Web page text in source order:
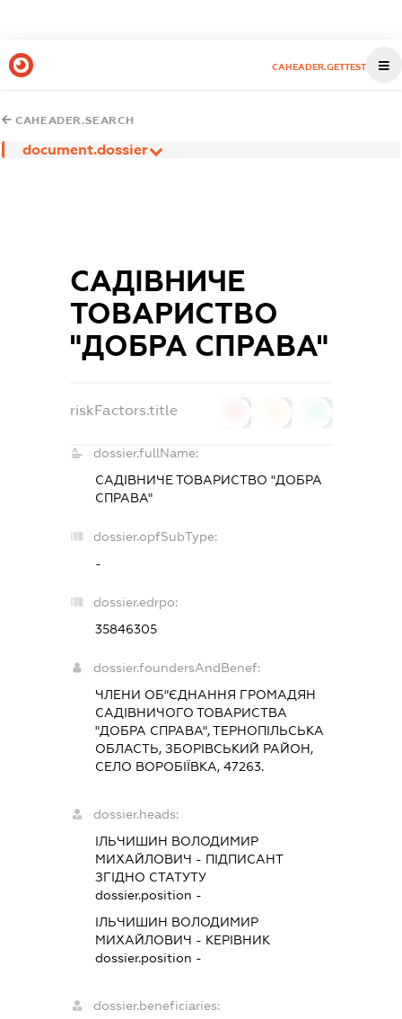
CAHEADER.GETTEST
CAHEADER.SEARCH
document.dossier
САДІВНИЧЕ
ТОВАРИСТВО
"ДОБРА СПРАВА"
riskFactors.title
dossier.fullName:
САДІВНИЧЕ ТОВАРИСТВО "ДОБРА
СПРАВА"
dossier.opfSubType:
-
dossier.edrpo:
35846305
dossier.foundersAndBenef:
ЧЛЕНИ ОБ"ЄДНАННЯ ГРОМАДЯН
САДІВНИЧОГО ТОВАРИСТВА
"ДОБРА СПРАВА", ТЕРНОПІЛЬСЬКА
ОБЛАСТЬ, ЗБОРІВСЬКИЙ РАЙОН,
СЕЛО ВОРОБІЇВКА, 47263.
dossier.heads:
ІЛЬЧИШИН ВОЛОДИМИР
МИХАЙЛОВИЧ - ПІДПИСАНТ
ЗГІДНО СТАТУТУ
dossier.position -
ІЛЬЧИШИН ВОЛОДИМИР
МИХАЙЛОВИЧ - КЕРІВНИК
dossier.position -
dossier.beneficiaries: